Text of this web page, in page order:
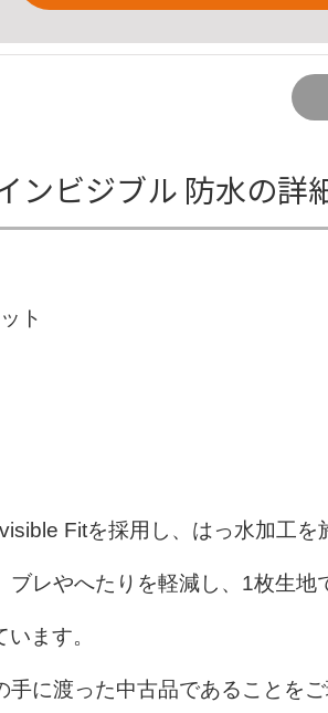
ンビジブル 防水の詳
ト
Fitを採用し、はっ水加工を
レやへたりを軽減し、1枚生地
ます。
に渡った中古品であることを